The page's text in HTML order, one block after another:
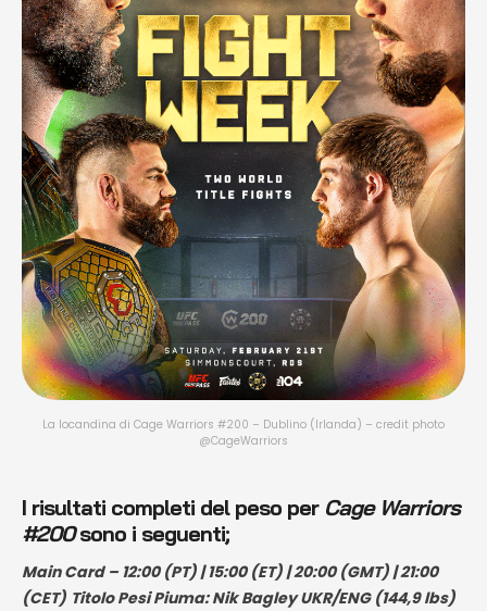
La locandina di Cage Warriors #200 – Dublino (Irlanda) – credit photo
@CageWarriors
I risultati completi del peso per Cage Warriors
#200sono i seguenti;
Main Card – 12:00 (PT) | 15:00 (ET) | 20:00 (GMT) | 21:00
(CET) Titolo Pesi Piuma: Nik Bagley UKR/ENG (144,9 lbs)